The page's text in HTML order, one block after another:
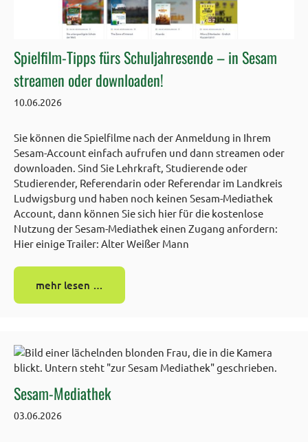
Spielfilm-Tipps fürs Schuljahresende – in Sesam
streamen oder downloaden!
10.06.2026
Sie können die Spielfilme nach der Anmeldung in Ihrem
Sesam-Account einfach aufrufen und dann streamen oder
downloaden. Sind Sie Lehrkraft, Studierende oder
Studierender, Referendarin oder Referendar im Landkreis
Ludwigsburg und haben noch keinen Sesam-Mediathek
Account, dann können Sie sich hier für die kostenlose
Nutzung der Sesam-Mediathek einen Zugang anfordern:
Hier einige Trailer: Alter Weißer Mann
mehr lesen …
Sesam-Mediathek
03.06.2026